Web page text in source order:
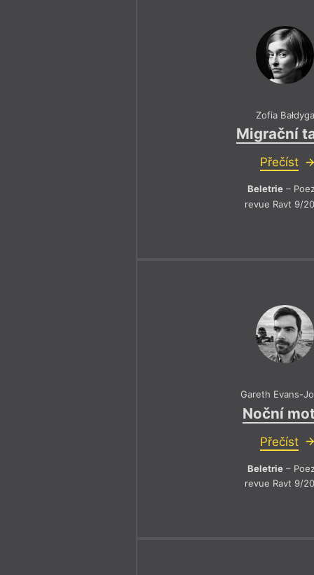
Zofia Bałdyga
Migrační
Přečíst
Beletrie–
revue Ravt 9/
Gareth Evans-
Noční
Přečíst
Beletrie–
revue Ravt 9/